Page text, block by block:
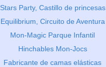
Stars Party, Castillo de princesas
Equilibrium, Circuito de Aventura
Mon-Magic Parque Infantil
Hinchables Mon-Jocs
Fabricante de camas elásticas